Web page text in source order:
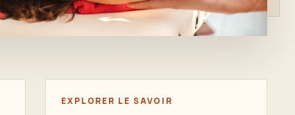
EXPLORER LE SAVOIR